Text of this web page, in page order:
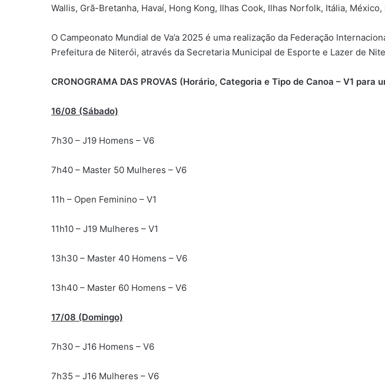
Wallis, Grã-Bretanha, Havaí, Hong Kong, Ilhas Cook, Ilhas Norfolk, Itália,
O Campeonato Mundial de Va’a 2025 é uma realização da Federação
Prefeitura de Niterói, através da Secretaria Municipal de Esporte e Lazer de
CRONOGRAMA DAS PROVAS (Horário, Categoria e Tipo de Canoa – V1 para
16/08 (Sábado)
7h30 – J19 Homens – V6
7h40 – Master 50 Mulheres – V6
11h – Open Feminino – V1
11h10 – J19 Mulheres – V1
13h30 – Master 40 Homens – V6
13h40 – Master 60 Homens – V6
17/08 (Domingo)
7h30 – J16 Homens – V6
7h35 – J16 Mulheres – V6